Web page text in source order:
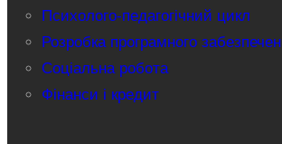
Психолого-педагогічний цикл
Розробка програмного
Соціальна робота
Фінанси і кредит